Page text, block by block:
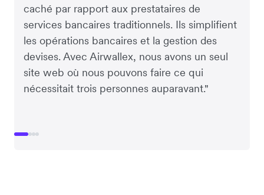
caché par rapport aux prestataires de
services bancaires traditionnels. Ils simplifient
les opérations bancaires et la gestion des
devises. Avec Airwallex, nous avons un seul
site web où nous pouvons faire ce qui
nécessitait trois personnes auparavant."